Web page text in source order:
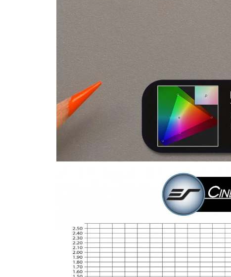
Erhalten Sie exklusive Angebote, News und
Updates direkt in Ihr Postfach. Kostenlos und
jederzeit kündbar.
Jetzt anmelden
. Sie können sich